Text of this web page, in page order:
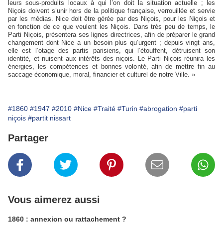
leurs sous-produits locaux à qui l’on doit la situation actuelle ; les
Niçois doivent s’unir hors de la politique française, verrouillée et servie
par les médias. Nice doit être gérée par des Niçois, pour les Niçois et
en fonction de ce que veulent les Niçois. Dans très peu de temps, le
Parti Niçois, présentera ses lignes directrices, afin de préparer le grand
changement dont Nice a un besoin plus qu’urgent ; depuis vingt ans,
elle est l’otage des partis parisiens, qui l’étouffent, détruisent son
identité, et nuisent aux intérêts des niçois. Le Parti Niçois réunira les
énergies, les compétences et bonnes volonté, afin de mettre fin au
saccage économique, moral, financier et culturel de notre Ville. »
#1860 #1947 #2010 #Nice #Traité #Turin #abrogation #parti
niçois #partit nissart
Partager
Vous aimerez aussi
1860 : annexion ou rattachement ?